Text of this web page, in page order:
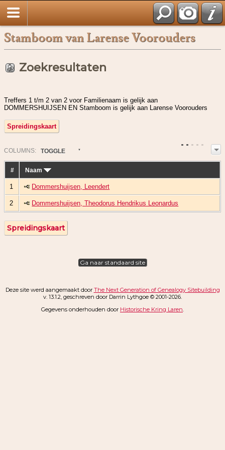
Stamboom van Larense Voorouders
Zoekresultaten
Treffers 1 t/m 2 van 2 voor Familienaam is gelijk aan
DOMMERSHUIJSEN EN Stamboom is gelijk aan Larense Voorouders
Spreidingskaart
COLUMN S: TOGGLE
# Naam
1 Dommershuijsen, Leendert
2 Dommershuijsen, Theodorus Hendrikus Leonardus
Spreidingskaart
Ga naar standaard site
Deze site werd aangemaakt door The Next Generation of Genealogy Sitebuilding
v. 13.1.2, geschreven door Darrin Lythgoe © 2001-2026.
Gegevens onderhouden door Historische Kring Laren.